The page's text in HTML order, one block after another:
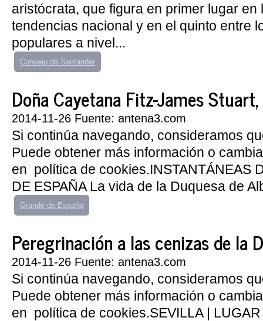
aristócrata, que figura en primer lugar en
tendencias nacional y en el quinto entre
populares a nivel...
Consejo de Santander
Doña Cayetana Fitz-James
2014-11-26 Fuente: antena3.com
Si continúa navegando, consideramos
Puede obtener más información o
en política de cookies.INSTANTÁNEAS
DE ESPAÑA La vida de la Duquesa de
Grande de España
Peregrinación a las cenizas de la
2014-11-26 Fuente: antena3.com
Si continúa navegando, consideramos
Puede obtener más información o
en política de cookies.SEVILLA |